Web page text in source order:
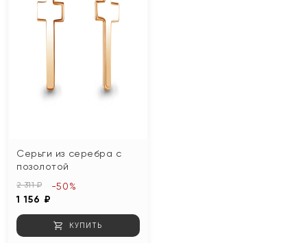
Серьги из серебра с
позолотой
2 311 ₽
1 156 ₽
-50%
КУПИТЬ